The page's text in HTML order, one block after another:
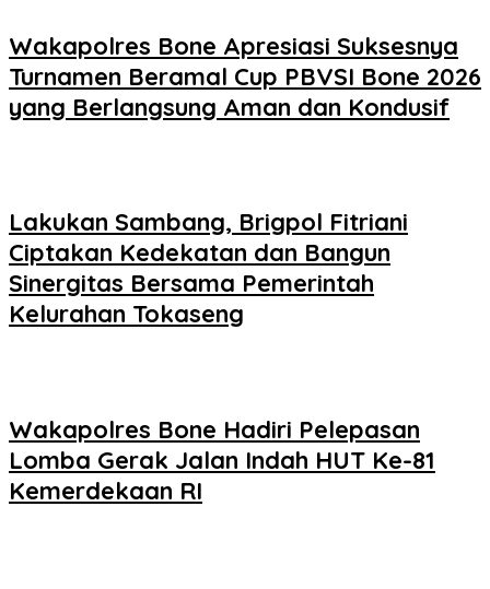
Wakapolres Bone Apresiasi Suksesnya
Turnamen Beramal Cup PBVSI Bone 2026
yang Berlangsung Aman dan Kondusif
Lakukan Sambang, Brigpol Fitriani
Ciptakan Kedekatan dan Bangun
Sinergitas Bersama Pemerintah
Kelurahan Tokaseng
Wakapolres Bone Hadiri Pelepasan
Lomba Gerak Jalan Indah HUT Ke-81
Kemerdekaan RI